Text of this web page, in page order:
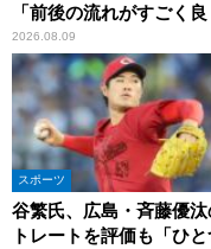
「前後の流れがすごく
りましたね」
2026.08.09
スポーツ
谷繁氏、広島・斉藤優汰
トレートを評価も「ひ